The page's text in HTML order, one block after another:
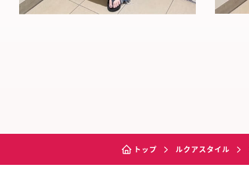
トップ ルクアスタイル